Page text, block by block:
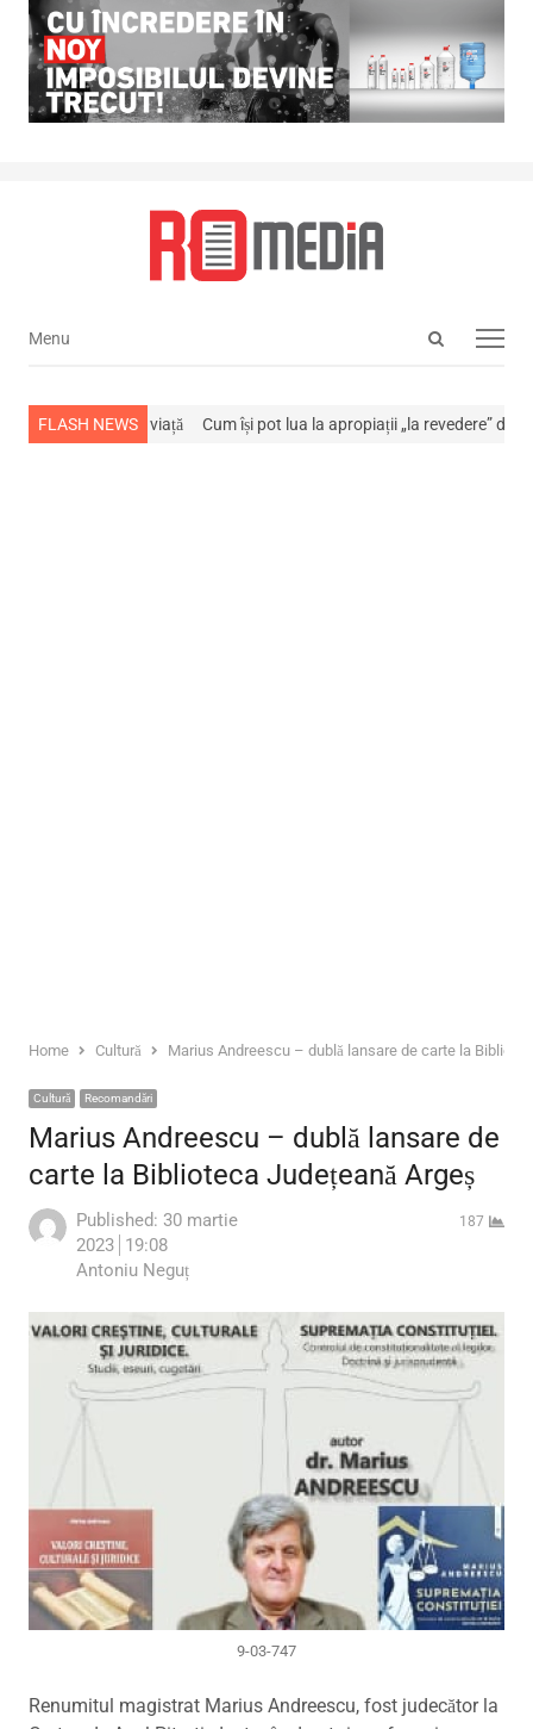
Open
Menu
Menu
FLASH NEWS
s-a stins din viață Cum își pot lua la apropiații „la revedere” de la…
Home Cultură Marius Andreescu – dublă lansare de carte la
Cultură Recomandări
Marius Andreescu – dublă lansare de
carte la Biblioteca Județeană Argeș
Published: 30 martie
2023 19:08
Author
Antoniu Neguț
187
9-03-747
Renumitul magistrat Marius Andreescu, fost judecător la